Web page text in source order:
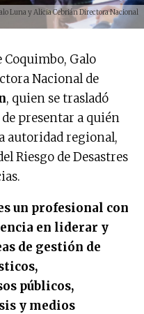
Luna y Alicia Cebrián Directora Nacional
Coquimbo, Galo
Nacional de
, quien se trasladó
presentar a quién
autoridad regional,
Riesgo de Desastres
un profesional con
en liderar y
de gestión de
públicos,
y medios